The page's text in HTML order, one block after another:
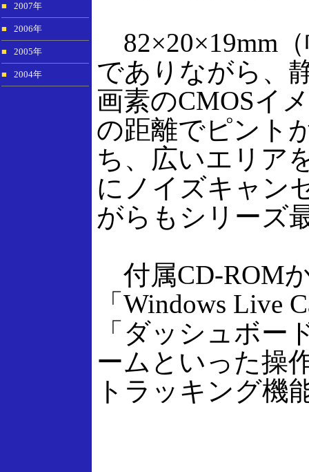
■ 2007年
■ 2006年
■ 2005年
■ 2004年
82×20×19mm
でありながら、
画素のCMOSイ
の距離でピント
ち、広いエリア
にノイズキャン
がらもシリーズ
付属CD-ROM
「Windows
「ダッシュボー
ームといった操
トラッキング機